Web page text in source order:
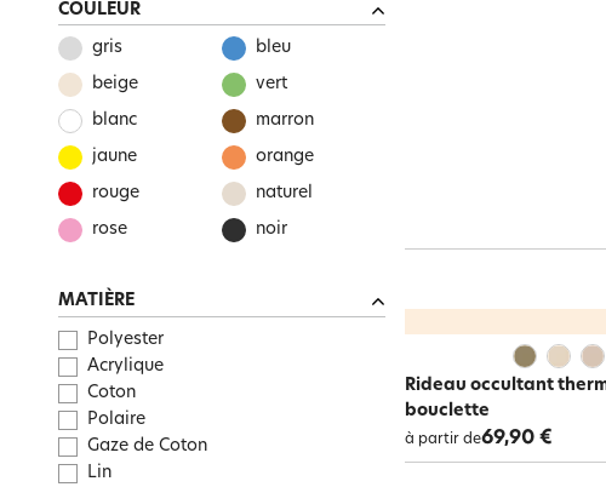
COULEUR
gris
bleu
beige
vert
blanc
marron
jaune
orange
rouge
naturel
rose
noir
MATIÈRE
Polyester
Acrylique
Coton
Polaire
Gaze de Coton
Lin
Rideau occultant
bouclette
à partir de69,90 €